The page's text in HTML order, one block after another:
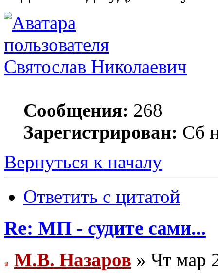
Святослав Николаевич
Сообщения: 268
Зарегистрирован: Сб
Вернуться к началу
Ответить с цитатой
Re: МП - судите сами...
М.В. Назаров » Чт мар